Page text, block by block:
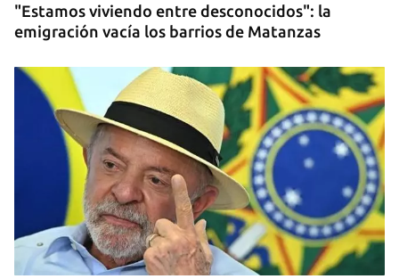
"Estamos viviendo entre desconocidos": la
emigración vacía los barrios de Matanzas